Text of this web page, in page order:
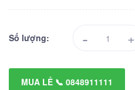
Số lượng: - +
MUA LẺ 📞 0848911111